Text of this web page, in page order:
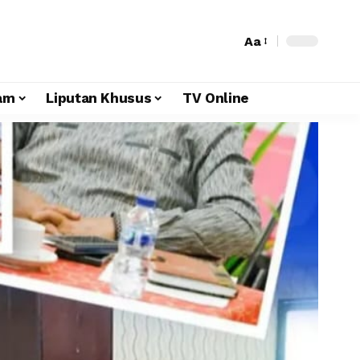
Aa
Liputan Khusus TV Online